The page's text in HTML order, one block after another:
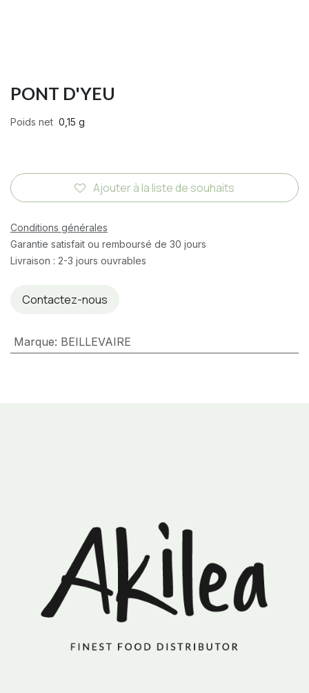
PONT D'YEU
Poids net 0,15 g
Ajouter à la liste de souhaits
Conditions générales
Garantie satisfait ou remboursé de 30 jours
Livraison : 2-3 jours ouvrables
Contactez-nous
Marque: BEILLEVAIRE